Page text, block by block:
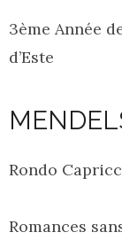
3ème Année
d’Este
Rondo
Romances